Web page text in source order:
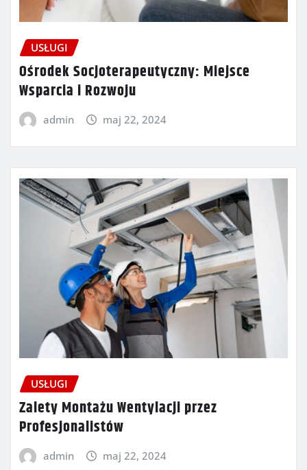
USŁUGI
Ośrodek Socjoterapeutyczny: Miejsce
Wsparcia i Rozwoju
admin maj 22, 2024
USŁUGI
Zalety Montażu Wentylacji przez
Profesjonalistów
admin maj 22, 2024